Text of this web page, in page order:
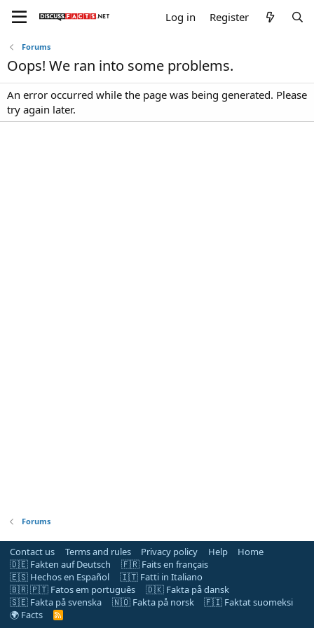
Log in Register
Forums
Oops! We ran into some problems.
An error occurred while the page was being generated. Please
try again later.
Forums
Contact us Terms and rules Privacy policy Help
Home
🇩🇪 Fakten auf Deutsch
🇫🇷 Faits en français
🇪🇸 Hechos en Español
🇮🇹 Fatti in Italiano
🇧🇷 🇵🇹 Fatos em português
🇩🇰 Fakta på dansk
🇸🇪 Fakta på svenska
🇳🇴 Fakta på norsk
🇫🇮 Faktat suomeksi
🌍 Facts
R